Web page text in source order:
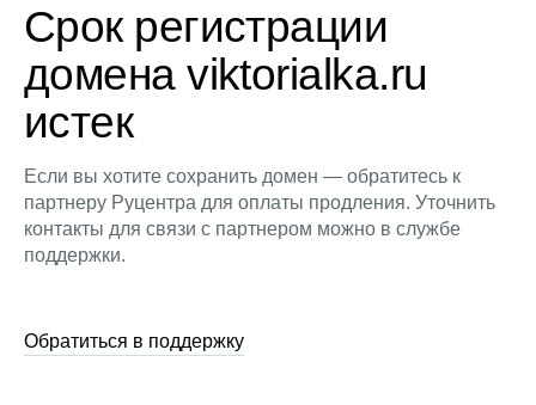
Срок регистрации
домена viktorialka.ru
истек
Если вы хотите сохранить домен — обратитесь к
партнеру Руцентра для оплаты продления. Уточнить
контакты для связи с партнером можно в службе
поддержки.
Обратиться в поддержку